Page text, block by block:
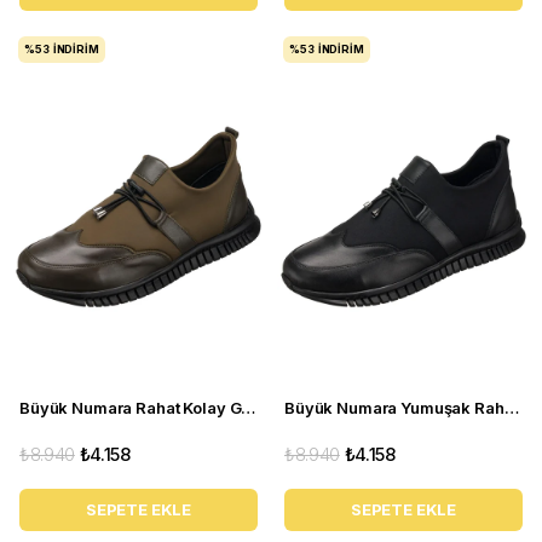
Büyük Numara Rahat Kolay Giyimli Streç Erkek Günlük Ayakkabı - 14 ŞUBAT Haki
₺4.158
₺8.940
SEPETE EKLE
%53 İNDIRIM
Büyük Numara Yumuşak Rahat Günlük Ayakkabı - 14 ŞUBAT Siyah
₺4.158
₺8.940
SEPETE EKLE
%53 İNDIRIM